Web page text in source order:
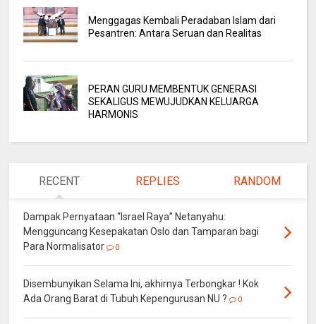
Menggagas Kembali Peradaban Islam dari
Pesantren: Antara Seruan dan Realitas
PERAN GURU MEMBENTUK GENERASI
SEKALIGUS MEWUJUDKAN KELUARGA
HARMONIS
RECENT REPLIES RANDOM
Dampak Pernyataan “Israel Raya” Netanyahu:
Mengguncang Kesepakatan Oslo dan Tamparan bagi
Para Normalisator
0
Disembunyikan Selama Ini, akhirnya Terbongkar ! Kok
Ada Orang Barat di Tubuh Kepengurusan NU ?
0